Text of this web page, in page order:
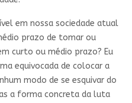
em nossa sociedade atual
prazo de tomar ou
curto ou médio prazo? Eu
equivocada de colocar a
modo de se esquivar do
a forma concreta da luta